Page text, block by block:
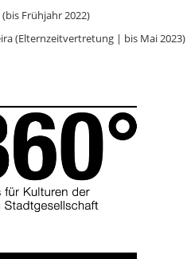
(bis Frühjahr 2022)
(Elternzeitvertretung | bis Mai 2023)